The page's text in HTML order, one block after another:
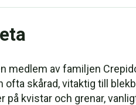
medlem av familjen
ofta skårad, vitaktig till
på kvistar och grenar,